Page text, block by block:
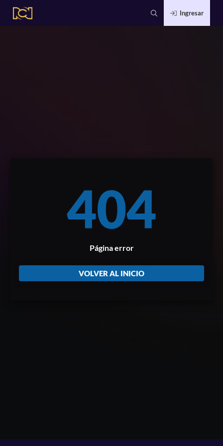
Ingresar
404
Página error
VOLVER AL INICIO